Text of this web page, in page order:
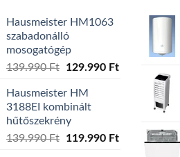
Hausmeister HM1063
szabadonálló
mosogatógép
139.990Ft
Original
was:
139.990 Ft.
129.990 FtCurrent
129.990 Ft.
Hausmeister HM
3188EI kombinált
hűtőszekrény
139.990Ft
Original
119.990 FtCurrent